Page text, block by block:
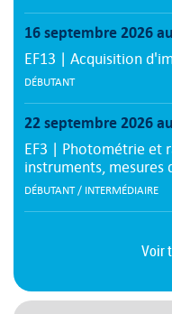
16 septembre 2026
EF13 | Acquisition
DÉBUTANT
22 septembre 2026
EF3 | Photométrie et
instruments,
DÉBUTANT / INTERMÉDIAIRE
Voir